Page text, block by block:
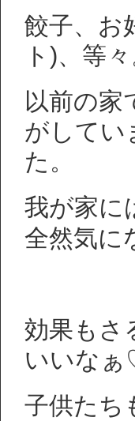
餃子、お
ト)、等
以前の家
がしてい
た。
我が家に
全然気に
効果もさ
いいな
子供たち